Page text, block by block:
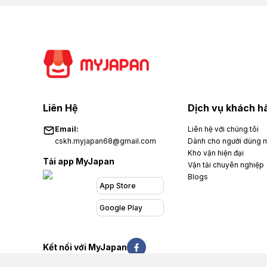
Liên Hệ
Email:
cskh.myjapan68@gmail.com
Tải app MyJapan
App Store
Google Play
Dịch vụ khách
Liên hệ với chúng tôi
Dành cho người dùng
Kho vận hiện đại
Vận tải chuyên nghiệp
Blogs
Kết nối với MyJapan